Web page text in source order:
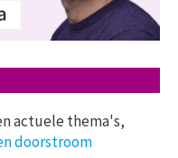
actuele thema's,
doorstroom